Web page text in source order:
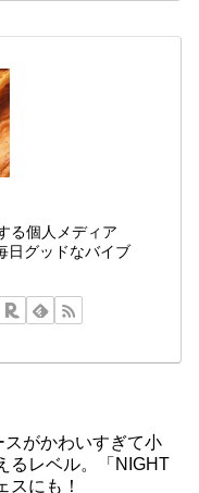
る個人メディア
日グッドなバイブ
スがかわいすぎて小
るレベル。「NIGHT
スにも！